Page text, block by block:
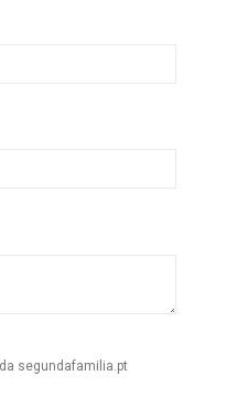
segundafamilia.pt